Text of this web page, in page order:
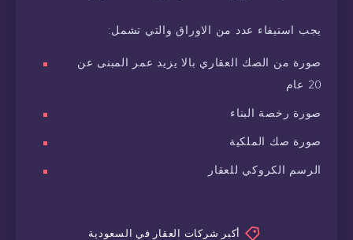
يجب استيفاء عدد من الاوراق والتي تشمل:
صورة من الصك العقاري بالا يزيد عمر المبنى عن
20 عام
صورة رخصة البناء
صورة صك الملكية
الرسم الكروكي للعقار
أكبر شركات العقار في السعودية